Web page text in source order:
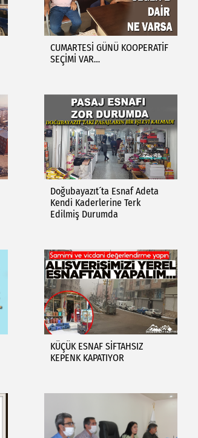
CUMARTESİ GÜNÜ KOOPERATİF
SEÇİMİ VAR…
Doğubayazıt´ta Esnaf Adeta
Kendi Kaderlerine Terk
Edilmiş Durumda
KÜÇÜK ESNAF SİFTAHSIZ
KEPENK KAPATIYOR